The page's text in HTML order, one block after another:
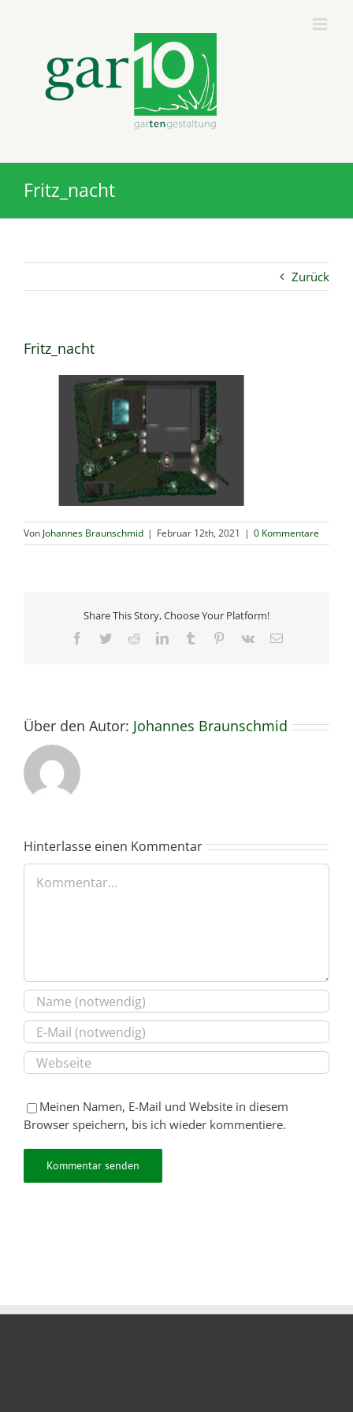
Fritz_nacht
Zurück
Fritz_nacht
Von Johannes Braunschmid | Februar 12th, 2021 | 0 Kommentare
Share This Story, Choose Your Platform!
Facebook
TwitterRedditLinkedInTumblr Pinterest
Vk
E-
Über den Autor: Johannes Braunschmid
Hinterlasse einen Kommentar
Kommentar
Meinen Namen, E-Mail und Website in diesem
Browser speichern, bis ich wieder kommentiere.